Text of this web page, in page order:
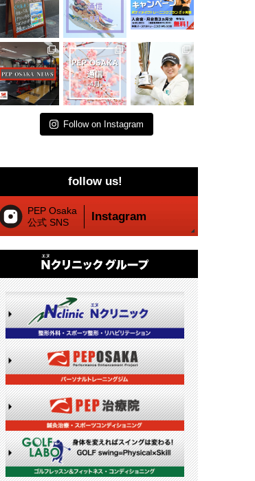
Follow on Instagram
follow us!
PEP Osaka
公式 SNS
Instagram